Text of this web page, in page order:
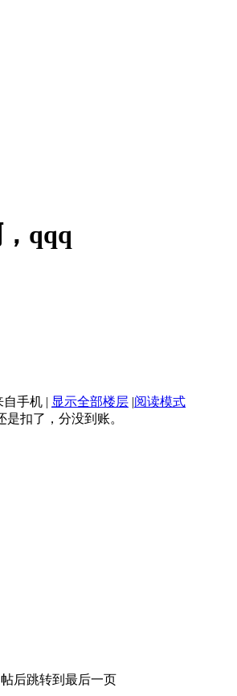
qqq
自手机 | 显示全部楼层 |阅读模式
扣了，分没到账。
帖后跳转到最后一页